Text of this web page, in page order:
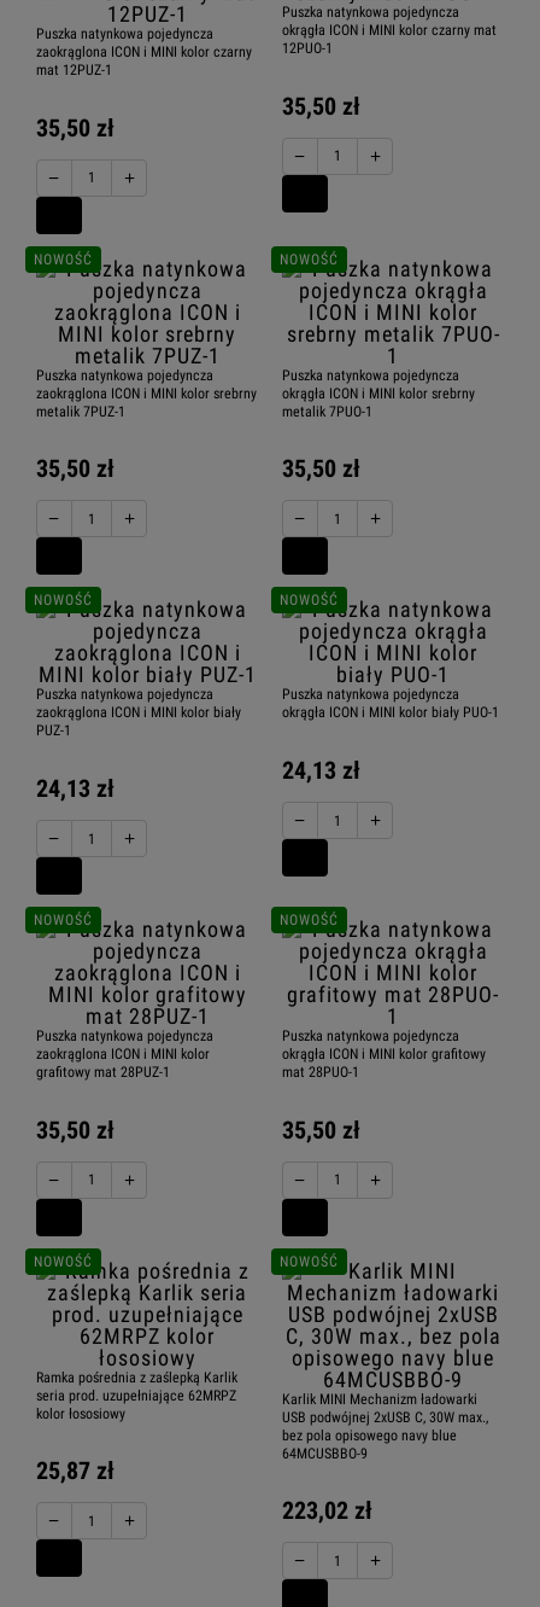
Puszka natynkowa pojedyncza
zaokrąglona ICON i MINI kolor czarny
mat 12PUZ-1
35,50 zł
− +
Puszka natynkowa pojedyncza
okrągła ICON i MINI kolor czarny mat
12PUO-1
35,50 zł
− +
Puszka natynkowa pojedyncza
zaokrąglona ICON i MINI kolor srebrny
metalik 7PUZ-1
35,50 zł
− +
NOWOŚĆ
Puszka natynkowa pojedyncza
okrągła ICON i MINI kolor srebrny
metalik 7PUO-1
35,50 zł
− +
NOWOŚĆ
Puszka natynkowa pojedyncza
zaokrąglona ICON i MINI kolor biały
PUZ-1
24,13 zł
− +
NOWOŚĆ
Puszka natynkowa pojedyncza
okrągła ICON i MINI kolor biały PUO-1
24,13 zł
− +
NOWOŚĆ
Puszka natynkowa pojedyncza
zaokrąglona ICON i MINI kolor
grafitowy mat 28PUZ-1
35,50 zł
− +
NOWOŚĆ
Puszka natynkowa pojedyncza
okrągła ICON i MINI kolor grafitowy
mat 28PUO-1
35,50 zł
− +
NOWOŚĆ
Ramka pośrednia z zaślepką Karlik
seria prod. uzupełniające 62MRPZ
kolor łososiowy
25,87 zł
− +
NOWOŚĆ
Karlik MINI Mechanizm ładowarki
USB podwójnej 2xUSB C, 30W max.,
bez pola opisowego navy blue
64MCUSBBO-9
223,02 zł
− +
NOWOŚĆ